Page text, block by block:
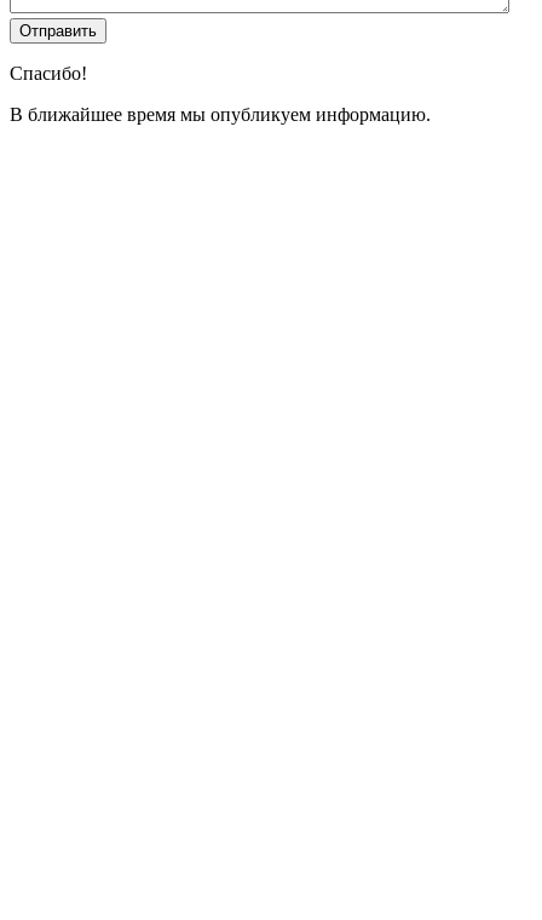
Спасибо!
В ближайшее время мы опубликуем информацию.